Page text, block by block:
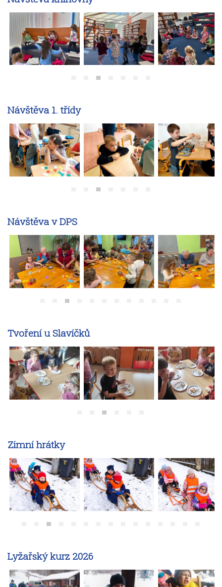
Návštěva 1. třídy
Návštěva v DPS
Tvoření u Slavíčků
Zimní hrátky
Lyžařský kurz 2026